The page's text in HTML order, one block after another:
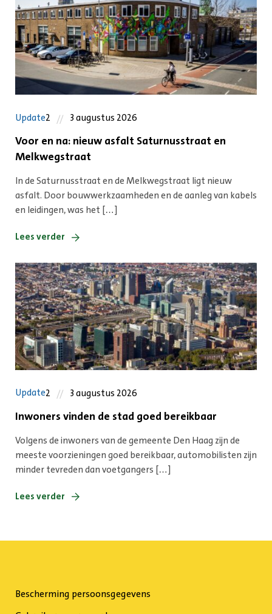
Update2 3 augustus 2026
Voor en na: nieuw asfalt Saturnusstraat en
Melkwegstraat
In de Saturnusstraat en de Melkwegstraat ligt nieuw
asfalt. Door bouwwerkzaamheden en de aanleg van kabels
en leidingen, was het […]
Lees verder
Update2 3 augustus 2026
Inwoners vinden de stad goed bereikbaar
Volgens de inwoners van de gemeente Den Haag zijn de
meeste voorzieningen goed bereikbaar, automobilisten zijn
minder tevreden dan voetgangers […]
Lees verder
Bescherming persoonsgegevens